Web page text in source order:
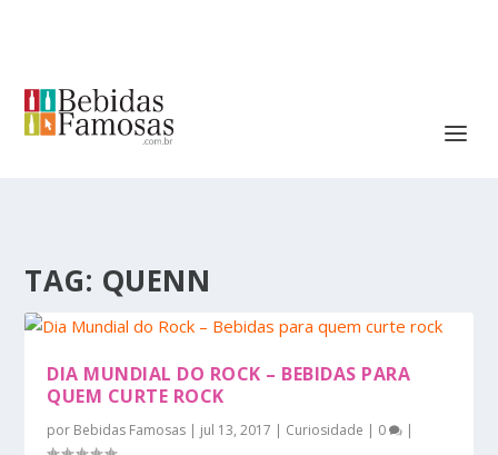
TAG: QUENN
DIA MUNDIAL DO ROCK – BEBIDAS PARA
QUEM CURTE ROCK
por Bebidas Famosas | jul 13, 2017 | Curiosidade | 0 |